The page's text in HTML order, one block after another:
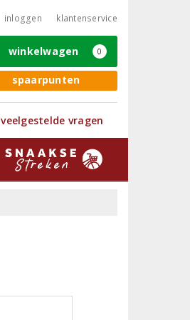
inloggen klantenservice
spaarpunten
winkelwagen 0
veelgestelde vragen